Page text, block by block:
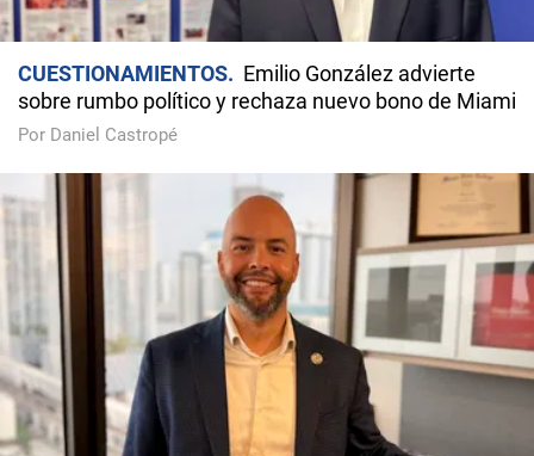
CUESTIONAMIENTOS
Emilio González advierte
sobre rumbo político y rechaza nuevo bono de Miami
Por Daniel Castropé